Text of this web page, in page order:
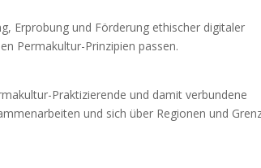
Erprobung und Förderung ethischer digitaler
Permakultur-Prinzipien passen.
Praktizierende und damit verbundene
und sich über Regionen und